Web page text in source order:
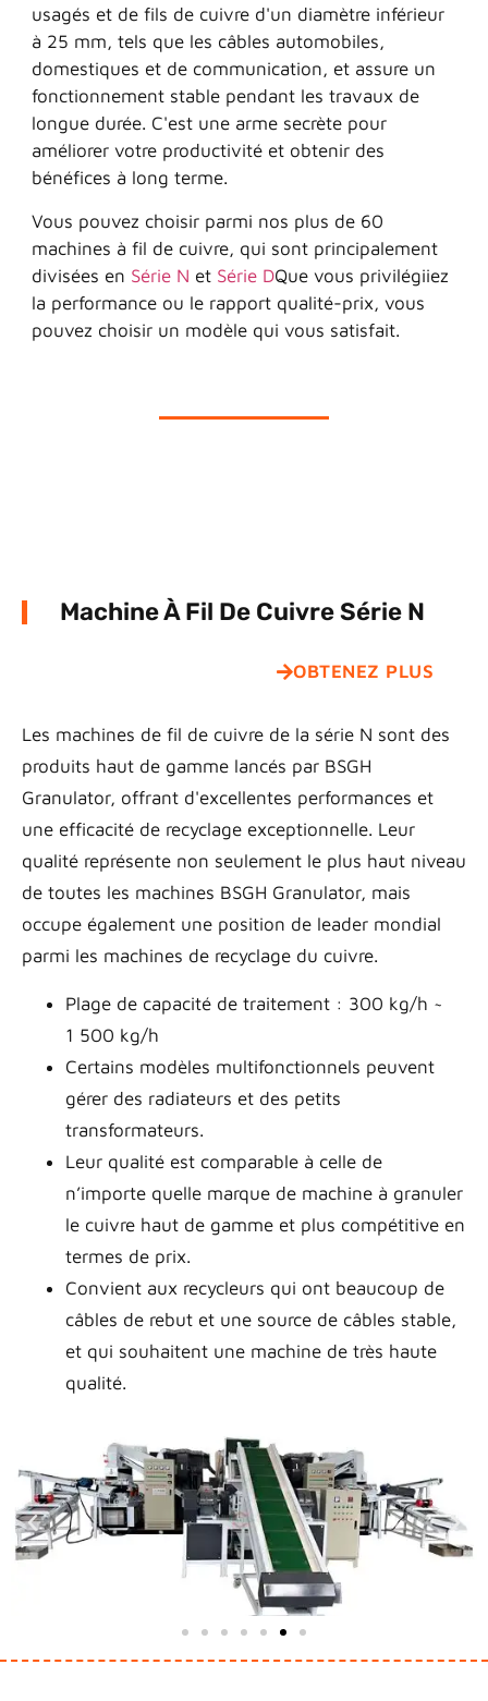
usagés et de fils de cuivre d'un diamètre inférieur
à 25 mm, tels que les câbles automobiles,
domestiques et de communication, et assure un
fonctionnement stable pendant les travaux de
longue durée. C'est une arme secrète pour
améliorer votre productivité et obtenir des
bénéfices à long terme.
Vous pouvez choisir parmi nos plus de 60
machines à fil de cuivre, qui sont principalement
divisées en Série N et Série DQue vous privilégiiez
la performance ou le rapport qualité-prix, vous
pouvez choisir un modèle qui vous satisfait.
Machine À Fil De Cuivre Série N
OBTENEZ PLUS
Les machines de fil de cuivre de la série N sont des
produits haut de gamme lancés par BSGH
Granulator, offrant d'excellentes performances et
une efficacité de recyclage exceptionnelle. Leur
qualité représente non seulement le plus haut niveau
de toutes les machines BSGH Granulator, mais
occupe également une position de leader mondial
parmi les machines de recyclage du cuivre.
Plage de capacité de traitement : 300 kg/h ~
1 500 kg/h
Certains modèles multifonctionnels peuvent
gérer des radiateurs et des petits
transformateurs.
Leur qualité est comparable à celle de
n’importe quelle marque de machine à granuler
le cuivre haut de gamme et plus compétitive en
termes de prix.
Convient aux recycleurs qui ont beaucoup de
câbles de rebut et une source de câbles stable,
et qui souhaitent une machine de très haute
qualité.